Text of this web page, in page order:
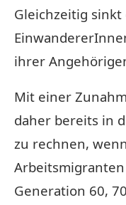
Gleichzeitig
ihrer
Mit einer
daher bereits in
zu rechnen,
Generation 60,